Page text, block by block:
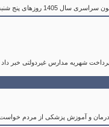
29 و 30 مرداد برگزار می شود .
شهریه مدارس غیردولتی خبر داد .
و آموزش پزشکی از مردم خواست